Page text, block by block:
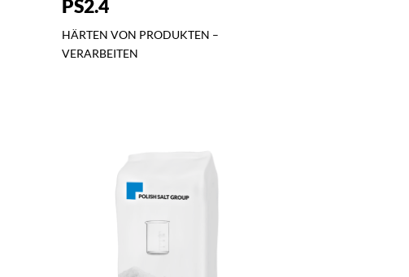
PS2.4
HÄRTEN VON PRODUKTEN –
VERARBEITEN